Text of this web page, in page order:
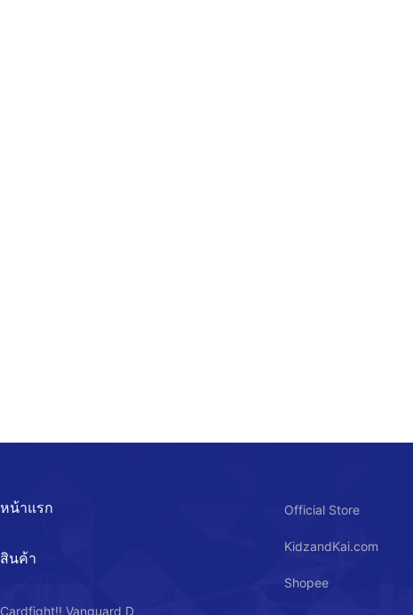
หน้าแรก
สินค้า
Cardfight!! Vanguard D
Official Store
KidzandKai.com
Shopee